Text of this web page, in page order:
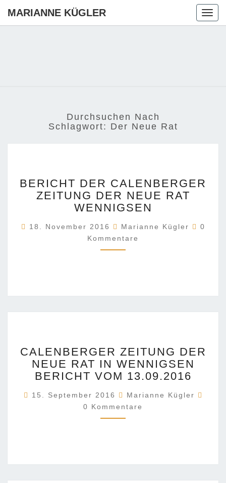
MARIANNE KÜGLER
Durchsuchen Nach
Schlagwort: Der Neue Rat
DER
CALENBERGER
ZEITUNG
NEUE
RAT
WENNIGSEN
BERICHT DER CALENBERGER
ZEITUNG DER NEUE RAT
WENNIGSEN
18. November 2016 Marianne Kügler
0
Kommentare
ZEITUNG
DER
NEUE
IN
WENNIGSEN
BERICHT
CALENBERGER ZEITUNG DER
NEUE RAT IN WENNIGSEN
BERICHT VOM 13.09.2016
15. September 2016 Marianne Kügler
0 Kommentare